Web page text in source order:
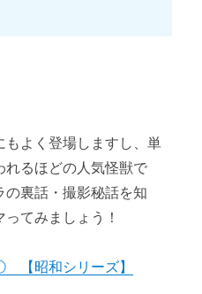
もよく登場しますし、単
れるほどの人気怪獣で
の裏話・撮影秘話を知
てみましょう！
【昭和シリーズ】